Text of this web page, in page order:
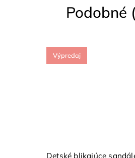
Podobné
Výpredaj
Detské blikajúce